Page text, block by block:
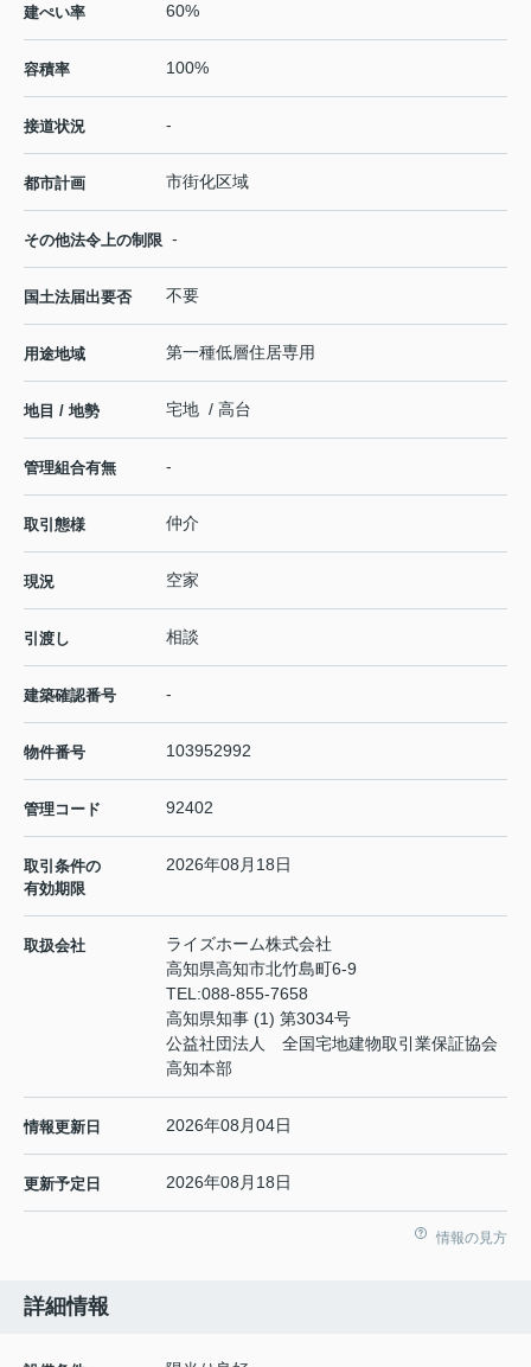
建ぺい率 60%
容積率 100%
接道状況 -
都市計画 市街化区域
その他法令上の制限 -
国土法届出要否 不要
用途地域 第一種低層住居専用
地目 / 地勢 宅地 / 高台
管理組合有無 -
取引態様 仲介
現況 空家
引渡し 相談
建築確認番号 -
物件番号 103952992
管理コード 92402
取引条件の
有効期限
2026年08月18日
取扱会社
ライズホーム株式会社
高知県高知市北竹島町6-9
TEL:088-855-7658
高知県知事 (1) 第3034号
公益社団法人 全国宅地建物取引業保証協会
高知本部
情報更新日 2026年08月04日
更新予定日 2026年08月18日
情報の見方
詳細情報